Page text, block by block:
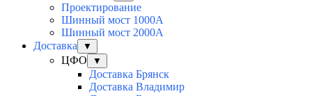
Проектирование
Шинный мост 1000А
Шинный мост 2000А
Доставка
▼
ЦФО ▼
Доставка Брянск
Доставка Владимир